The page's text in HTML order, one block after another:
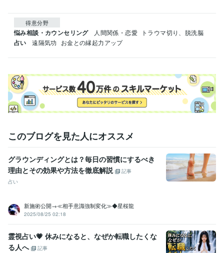
得意分野
悩み相談・カウンセリング 人間関係・恋愛 トラウマ切り、脱洗脳
占い 遠隔気功 お金との縁起力アップ
このブログを見た人にオススメ
グラウンディングとは？毎日の習慣にするべき
理由とその効果や方法を徹底解説
記事
占い
新施術公開→≪相手意識強制変化≫◆星桜龍
2025/08/25 02:18
霊視占い💗 休みになると、なぜか転職したくな
る人へ
記事